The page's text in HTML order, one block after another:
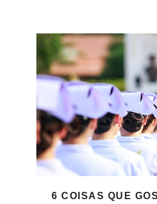
6 COISAS QUE